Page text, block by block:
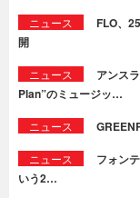
ニュース
FLO、
開
ニュース
アンス
Plan”のミュージッ…
ニュース
ニュース
フォン
いう2…